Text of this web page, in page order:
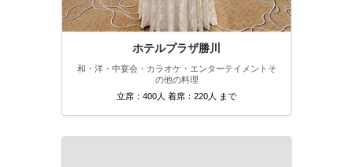
ホテルプラザ勝川
和・洋・中宴会・カラオケ・エンターテイメント そ
の他の料理
立席：400人 着席：220人 まで